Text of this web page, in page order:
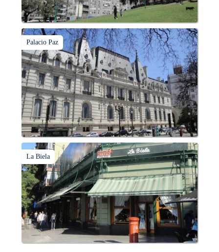
Palacio Paz
La Biela